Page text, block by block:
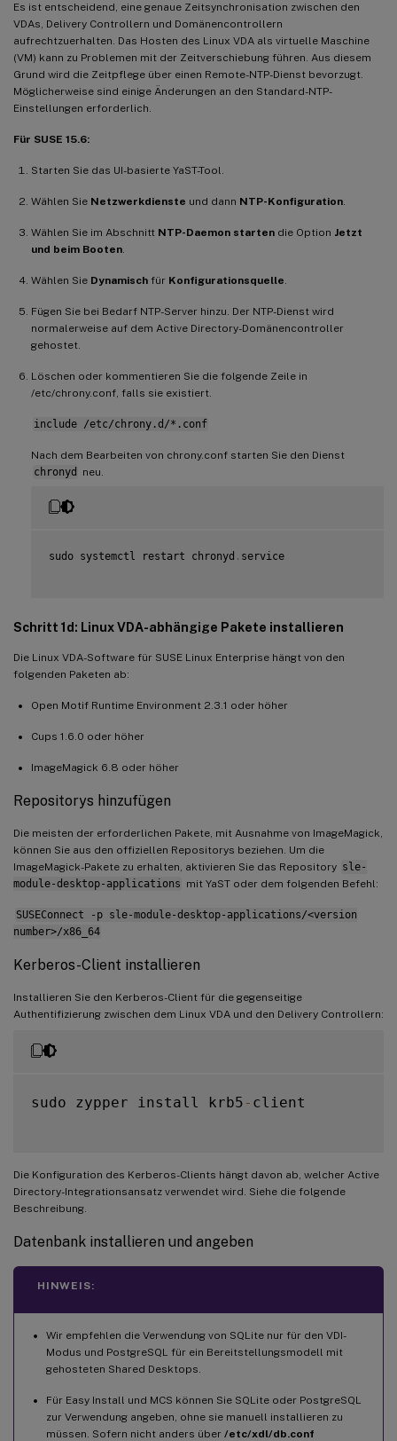
Es ist entscheidend, eine genaue Zeitsynchronisation zwischen den
VDAs, Delivery Controllern und Domänencontrollern
aufrechtzuerhalten. Das Hosten des Linux VDA als virtuelle Maschine
(VM) kann zu Problemen mit der Zeitverschiebung führen. Aus diesem
Grund wird die Zeitpflege über einen Remote-NTP-Dienst bevorzugt.
Möglicherweise sind einige Änderungen an den Standard-NTP-
Einstellungen erforderlich.
Für SUSE 15.6:
Starten Sie das UI-basierte YaST-Tool.
Wählen Sie Netzwerkdienste und dann NTP-Konfiguration
Wählen Sie im Abschnitt NTP-Daemon starten die Option Jetzt
und beim Booten
Wählen Sie Dynamisch für Konfigurationsquelle
Fügen Sie bei Bedarf NTP-Server hinzu. Der NTP-Dienst wird
normalerweise auf dem Active Directory-Domänencontroller
gehostet.
Löschen oder kommentieren Sie die folgende Zeile in
/etc/chrony.conf, falls sie existiert.
include /etc/chrony.d/*.conf
Nach dem Bearbeiten von chrony.conf starten Sie den Dienst
chronyd
neu.
sudo systemctl restart chronyd . service
Schritt 1d: Linux VDA-abhängige Pakete installieren
Die Linux VDA-Software für SUSE Linux Enterprise hängt von den
folgenden Paketen ab:
Open Motif Runtime Environment 2.3.1 oder höher
Cups 1.6.0 oder höher
ImageMagick 6.8 oder höher
Repositorys hinzufügen
Die meisten der erforderlichen Pakete, mit Ausnahme von ImageMagick,
können Sie aus den offiziellen Repositorys beziehen. Um die
ImageMagick-Pakete zu erhalten, aktivieren Sie das Repository sle-
module-desktop-applications mit YaST oder dem folgenden Befehl:
SUSEConnect -p sle-module-desktop-applications/<version
number>/x86_64
Kerberos-Client installieren
Installieren Sie den Kerberos-Client für die gegenseitige
Authentifizierung zwischen dem Linux VDA und den Delivery Controllern:
sudo zypper install krb5 - client
Die Konfiguration des Kerberos-Clients hängt davon ab, welcher Active
Directory-Integrationsansatz verwendet wird. Siehe die folgende
Beschreibung.
Datenbank installieren und angeben
HINWEIS:
Wir empfehlen die Verwendung von SQLite nur für den VDI-
Modus und PostgreSQL für ein Bereitstellungsmodell mit
gehosteten Shared Desktops.
Für Easy Install und MCS können Sie SQLite oder PostgreSQL
zur Verwendung angeben, ohne sie manuell installieren zu
müssen. Sofern nicht anders über /etc/xdl/db.conf